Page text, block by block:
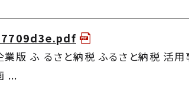
版 ふ るさと納税 ふるさと納税 活
...